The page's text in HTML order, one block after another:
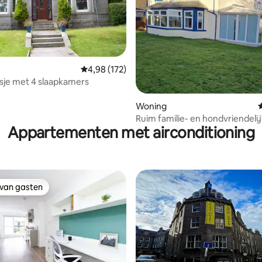
van 4,93 uit 5, 128 recensies
Gemiddelde beoordeling van 4,98 uit 5, 172
4,98 (172)
met 4 slaapkamers
Woning
Ruim familie- en
met zeezicht
Appartementen met airconditioning
gasten
gasten